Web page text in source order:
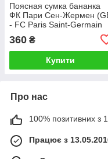
Поясная сумка бананка
ФК Пари Сен-Жермен
- FC Paris Saint-Germain
360 ₴
Купити
Про нас
100% позитивних з
Працює з